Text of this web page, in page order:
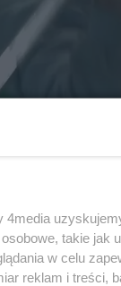
poradami z
4media
takie jak
w celu
reklam i treści,